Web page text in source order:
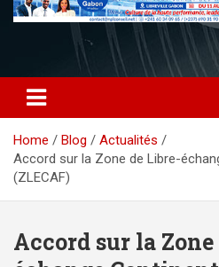
Home Blog
Actualités
Accord sur la Zone de Libre-
(ZLECAF)
Accord sur la